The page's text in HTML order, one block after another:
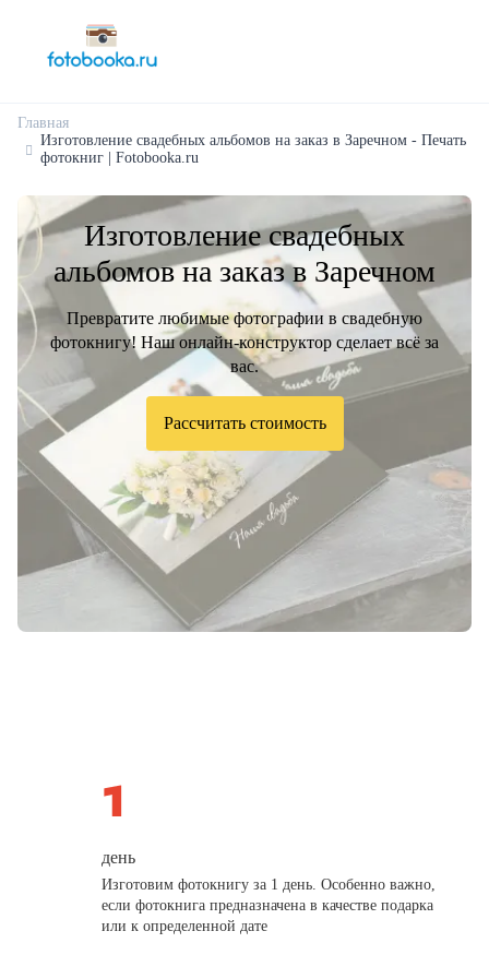
Главная
Изготовление свадебных альбомов на заказ в Заречном - Печать
фотокниг | Fotobooka.ru
Изготовление свадебных
альбомов на заказ в Заречном
Превратите любимые фотографии в свадебную
фотокнигу! Наш онлайн-конструктор сделает всё за
вас.
Рассчитать стоимость
день
Изготовим фотокнигу за 1 день. Особенно важно,
если фотокнига предназначена в качестве подарка
или к определенной дате